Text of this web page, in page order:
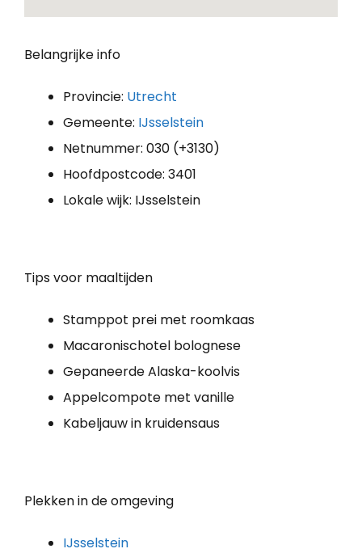
Belangrijke info
Provincie: Utrecht
Gemeente: IJsselstein
Netnummer: 030 (+3130)
Hoofdpostcode: 3401
Lokale wijk: IJsselstein
Tips voor maaltijden
Stamppot prei met roomkaas
Macaronischotel bolognese
Gepaneerde Alaska-koolvis
Appelcompote met vanille
Kabeljauw in kruidensaus
Plekken in de omgeving
IJsselstein